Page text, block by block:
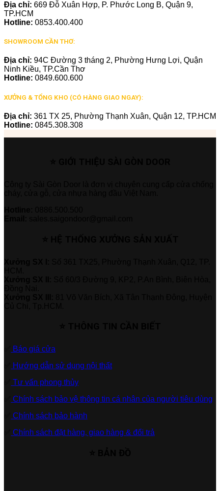
Địa chỉ: 669 Đỗ Xuân Hợp, P. Phước Long B, Quận 9,
TP.HCM
Hotline: 0853.400.400
SHOWROOM CẦN THƠ:
Địa chỉ: 94C Đường 3 tháng 2, Phường Hưng Lợi, Quận
Ninh Kiều, TP.Cần Thơ
Hotline: 0849.600.600
XƯỞNG & TỔNG KHO (CÓ HÀNG GIAO NGAY):
Địa chỉ: 361 TX 25, Phường Thạnh Xuân, Quận 12, TP.HCM
Hotline: 0845.308.308
Báo giá cửa
Hướng dẫn sử dụng nội thất
Tư vấn phong thủy
Chính sách bảo vệ thông tin cá nhân của người tiêu dùng
Chính sách bảo hành
Chính sách đặt hàng, giao hàng & đổi trả